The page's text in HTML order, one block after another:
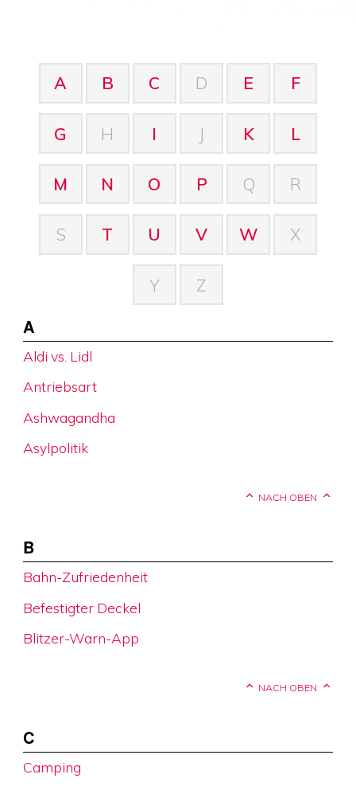
A B C D E F
G H I J K L
M N O P Q R
S T U V W X
Y Z
A
Aldi vs. Lidl
Antriebsart
Ashwagandha
Asylpolitik
NACH OBEN
B
Bahn-Zufriedenheit
Befestigter Deckel
Blitzer-Warn-App
NACH OBEN
C
Camping